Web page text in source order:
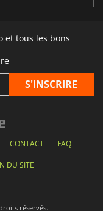
et tous les bons
CONTACT FAQ
DU SITE
droits réservés.